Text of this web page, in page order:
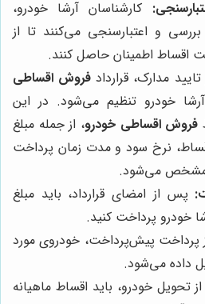
کارشناسان آرشا خودرو،
و اعتبارسنجی می‌کنند تا از
اقساط اطمینان حاصل کنند.
مدارک، قرارداد فروش اقساطی
خودرو تنظیم می‌شود. در این
فروش اقساطی خودرو، از جمله مبلغ
نرخ سود و مدت زمان پرداخت
مشخص می‌شود.
پس از امضای قرارداد، باید مبلغ
خودرو پرداخت کنید.
پرداخت پیش‌پرداخت، خودروی مورد
داده می‌شود.
تحویل خودرو، باید اقساط ماهیانه